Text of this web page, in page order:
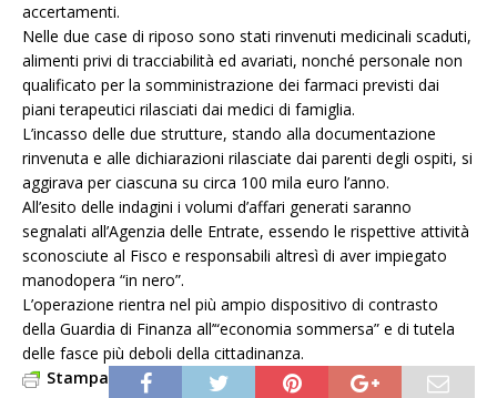
accertamenti.
Nelle due case di riposo sono stati rinvenuti medicinali scaduti,
alimenti privi di tracciabilità ed avariati, nonché personale non
qualificato per la somministrazione dei farmaci previsti dai
piani terapeutici rilasciati dai medici di famiglia.
L’incasso delle due strutture, stando alla documentazione
rinvenuta e alle dichiarazioni rilasciate dai parenti degli ospiti, si
aggirava per ciascuna su circa 100 mila euro l’anno.
All’esito delle indagini i volumi d’affari generati saranno
segnalati all’Agenzia delle Entrate, essendo le rispettive attività
sconosciute al Fisco e responsabili altresì di aver impiegato
manodopera “in nero”.
L’operazione rientra nel più ampio dispositivo di contrasto
della Guardia di Finanza all’“economia sommersa” e di tutela
delle fasce più deboli della cittadinanza.
Stampa